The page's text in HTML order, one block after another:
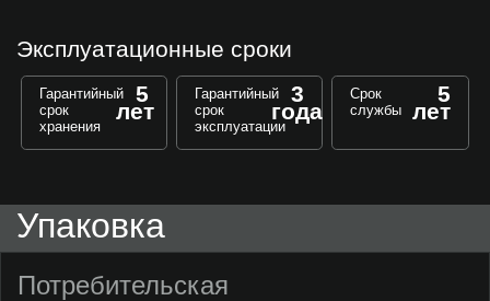
Эксплуатационные сроки
Гарантийный
срок
хранения
5
лет
Гарантийный
срок
эксплуатации
3
года
Срок
службы
5
лет
Упаковка
Потребительская